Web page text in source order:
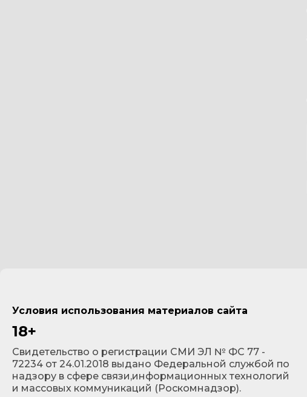
Условия использования материалов сайта
18+
Cвидетельство о регистрации СМИ ЭЛ № ФС 77 -
72234 от 24.01.2018 выдано Федеральной службой по
надзору в сфере связи,информационных технологий
и массовых коммуникаций (Роскомнадзор).